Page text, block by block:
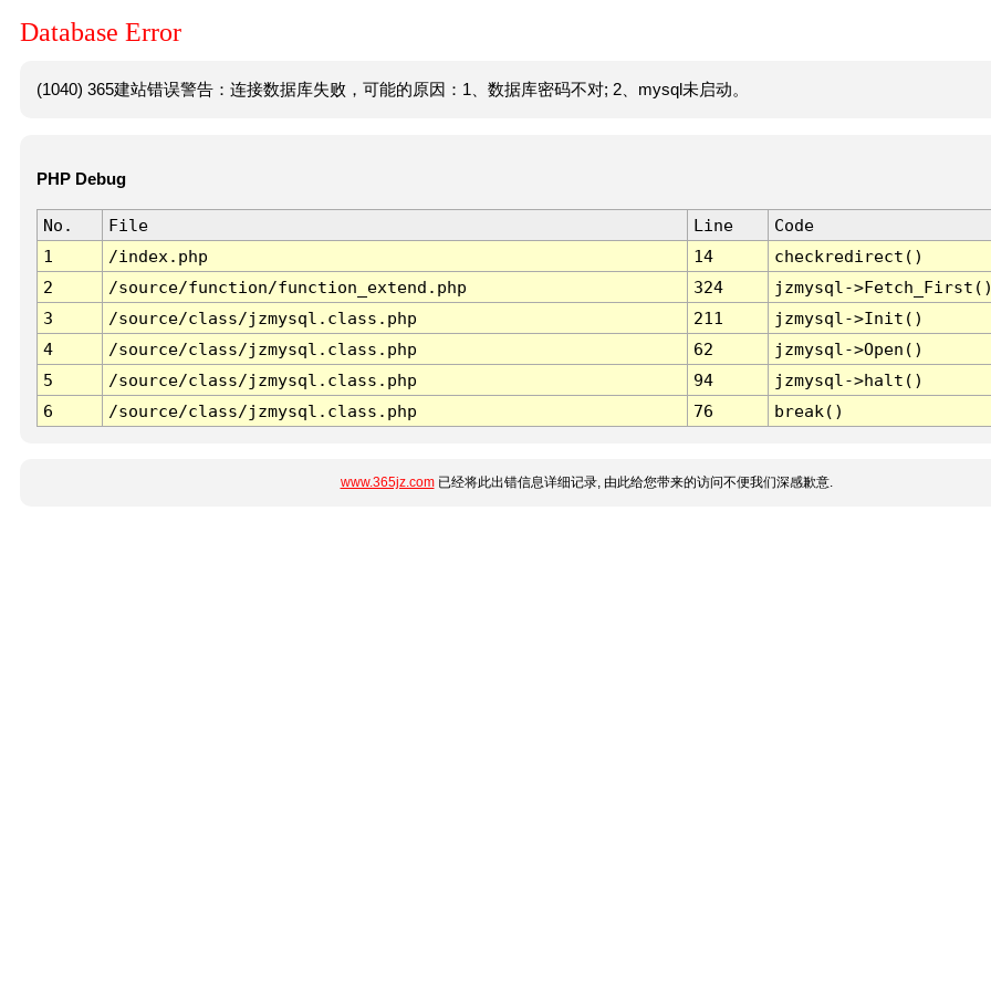
Database Error
(1040) 365建站错误警告：连接数据库失败，可能的原因：1、数据库密码不对; 2、mysql未启动。
PHP Debug
No. File Line
Code
1
/index.php 14
checkredirect()
2
/source/function/function_extend.php 324
jzmysql-
3
/source/class/jzmysql.class.php 211
jzmysql->Init()
4
/source/class/jzmysql.class.php 62
jzmysql->Open()
5
/source/class/jzmysql.class.php 94
jzmysql->halt()
6
/source/class/jzmysql.class.php 76 break()
www.365jz.com已经将此出错信息详细记录, 由此给您带来的访问不便我们深感歉意.